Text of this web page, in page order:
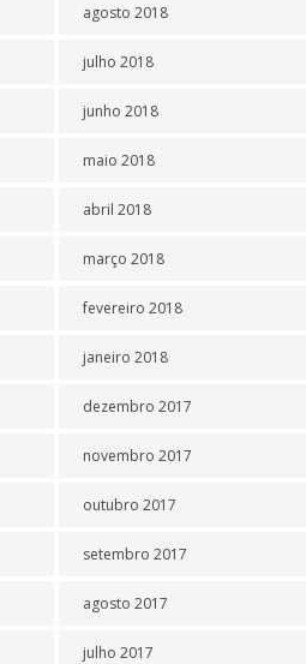
agosto 2018
julho 2018
junho 2018
maio 2018
abril 2018
março 2018
fevereiro 2018
janeiro 2018
dezembro 2017
novembro 2017
outubro 2017
setembro 2017
agosto 2017
julho 2017